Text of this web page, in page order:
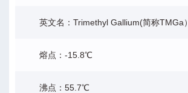
英文名：Trimethyl Gallium(简称TMGa）
熔点：-15.8℃
沸点：55.7℃